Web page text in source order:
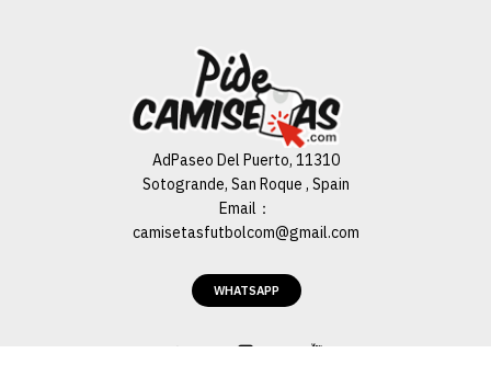
Especial Negro 24/25
€89.99 €22.00
AGREGAR AL CARRO
ADD TO COMPARE
AdPaseo Del Puerto, 11310
Sotogrande, San Roque , Spain
Email：
camisetasfutbolcom@gmail.com
WHATSAPP